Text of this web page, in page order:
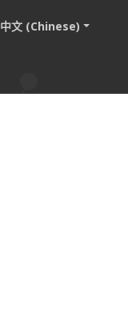
中文 (Chinese)